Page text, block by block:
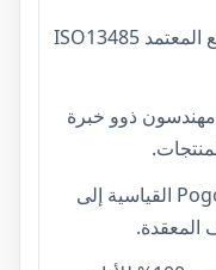
نظام التصنيع المعتمد ISO13485
مهندسون ذوو خبرة
من كابلات Pogo القياسية إلى